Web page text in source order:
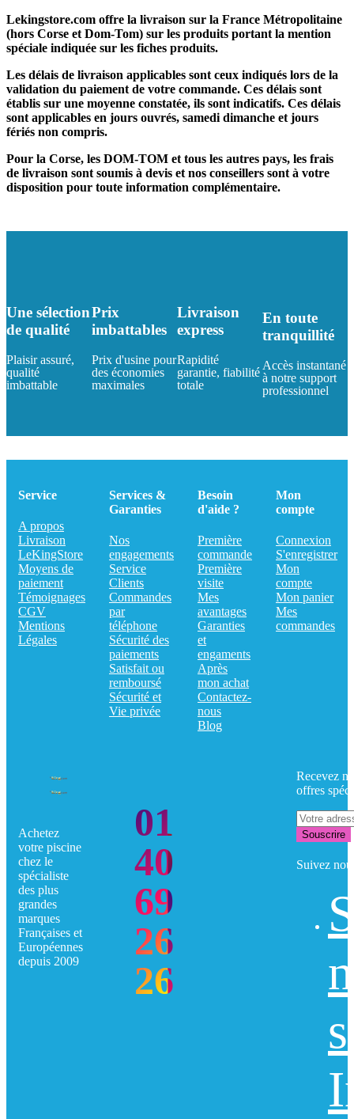
Lekingstore.com offre la livraison sur la France Métropolitaine
(hors Corse et Dom-Tom) sur les produits portant la mention
spéciale indiquée sur les fiches produits.
Les délais de livraison applicables sont ceux indiqués lors de la
validation du paiement de votre commande. Ces délais sont
établis sur une moyenne constatée, ils sont indicatifs. Ces délais
sont applicables en jours ouvrés, samedi dimanche et jours
fériés non compris.
Pour la Corse, les DOM-TOM et tous les autres pays, les frais
de livraison sont soumis à devis et nos conseillers sont à votre
disposition pour toute information complémentaire.
Une sélection
de qualité
Plaisir assuré,
qualité
imbattable
Prix
imbattables
Prix d'usine pour
des économies
maximales
Livraison
express
Rapidité
garantie, fiabilité
totale
En toute
tranquillité
Accès instantané
à notre support
professionnel
Service
A propos
Livraison
LeKingStore
Moyens de
paiement
Témoignages
CGV
Mentions
Légales
Services &
Garanties
Nos
engagements
Service
Clients
Commandes
par
téléphone
Sécurité des
paiements
Satisfait ou
remboursé
Sécurité et
Vie privée
Besoin
d'aide ?
Première
commande
Première
visite
Mes
avantages
Garanties
et
engaments
Après
mon achat
Contactez-
nous
Blog
Mon
compte
Connexion
S'enregistrer
Mon
compte
Mon panier
Mes
commandes
Achetez
votre piscine
chez le
spécialiste
des plus
grandes
marques
Françaises et
Européennes
depuis 2009
01
40
69
26
26
Recevez
offres
Souscrire
Suivez